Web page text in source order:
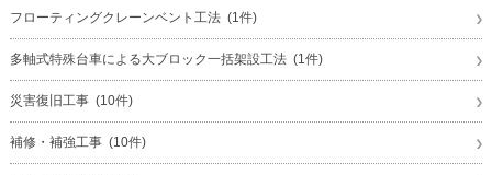
フローティングクレーンベント工法 (1件)
多軸式特殊台車による大ブロック一括架設工法 (1件)
災害復旧工事 (10件)
補修・補強工事 (10件)